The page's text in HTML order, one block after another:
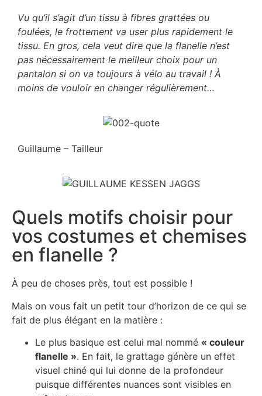
Vu qu’il s’agit d’un tissu à fibres grattées ou
foulées, le frottement va user plus rapidement le
tissu. En gros, cela veut dire que la flanelle n’est
pas nécessairement le meilleur choix pour un
pantalon si on va toujours à vélo au travail ! À
moins de vouloir en changer régulièrement…
Guillaume – Tailleur
Quels motifs choisir pour
vos costumes et chemises
en flanelle ?
À peu de choses près, tout est possible !
Mais on vous fait un petit tour d’horizon de ce qui se
fait de plus élégant en la matière :
Le plus basique est celui mal nommé « couleur
flanelle ». En fait, le grattage génère un effet
visuel chiné qui lui donne de la profondeur
puisque différentes nuances sont visibles en